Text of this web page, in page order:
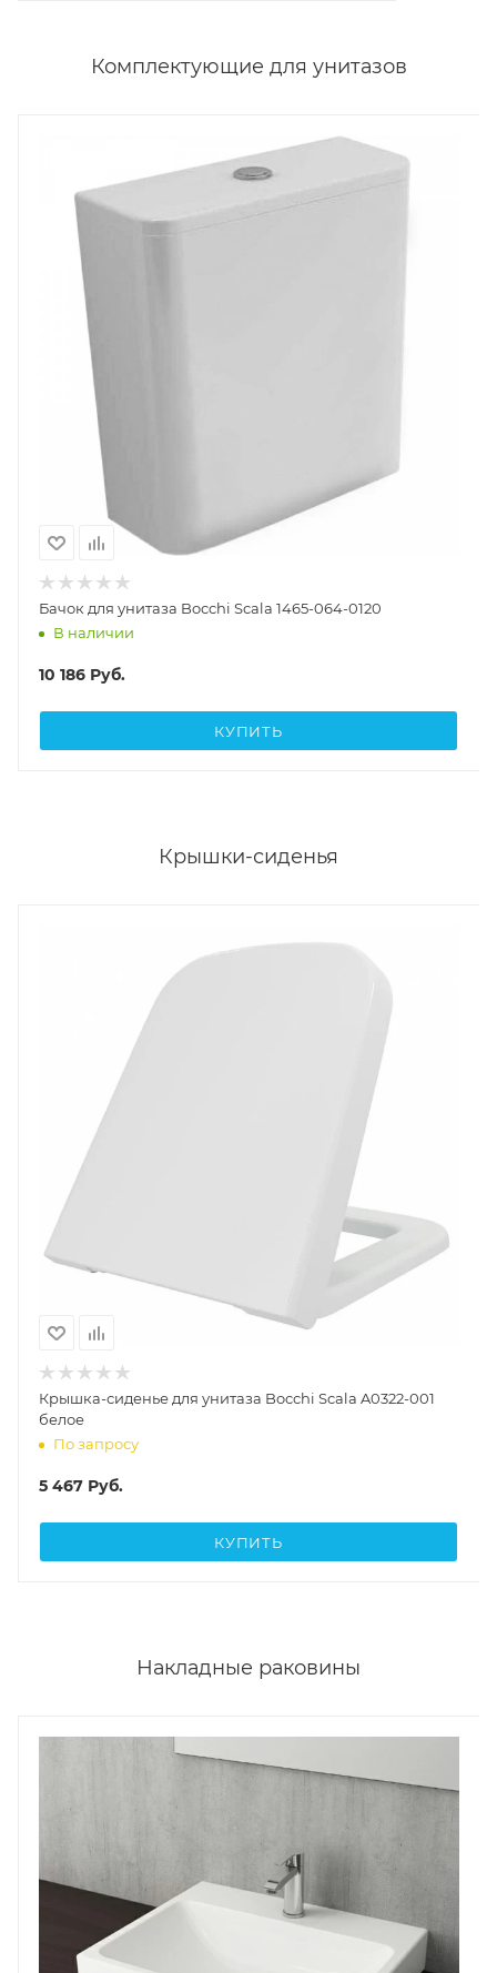
Комплектующие для унитазов
Бачок для унитаза Bocchi Scala 1465-064-0120
В наличии
10 186 Руб.
КУПИТЬ
Крышки-сиденья
Крышка-сиденье для унитаза Bocchi Scala A0322-001
белое
По запросу
5 467 Руб.
КУПИТЬ
Накладные раковины